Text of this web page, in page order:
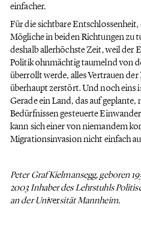
einfacher.
Für die sichtbare
Mögliche in beiden Richtungen zu
deshalb allerhöchste Zeit, weil der
Politik ohnmächtig taumelnd von
überrollt werde, alles Vertrauen
überhaupt zerstört. Und noch eins
Gerade ein Land, das auf geplante,
Bedürfnissen gesteuerte
kann sich einer von niemandem
Migrationsinvasion nicht einfach
Peter Graf Kielmansegg, geboren
2003 Inhaber des Lehrstuhls
an der Universität Mannheim.